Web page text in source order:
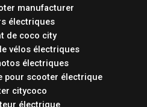
manufacturer
électriques
de coco city
vélos électriques
électriques
pour scooter électrique
citycoco
électrique